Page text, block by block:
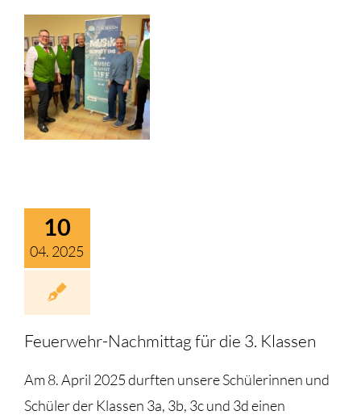
10
04. 2025
Feuerwehr-Nachmittag für die 3. Klassen
Am 8. April 2025 durften unsere Schülerinnen und
Schüler der Klassen 3a, 3b, 3c und 3d einen